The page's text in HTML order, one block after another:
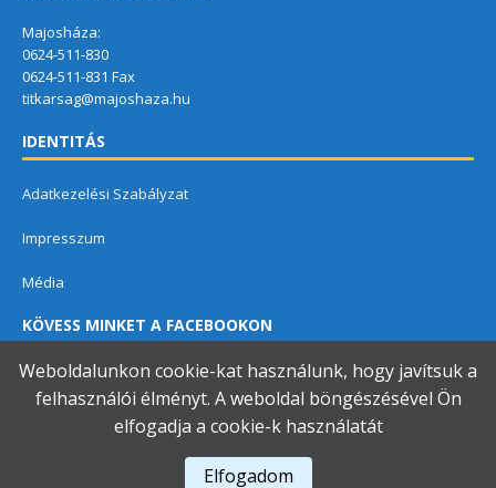
Majosháza:
0624-511-830
0624-511-831 Fax
titkarsag@majoshaza.hu
IDENTITÁS
Adatkezelési Szabályzat
Impresszum
Média
KÖVESS MINKET A FACEBOOKON
Dunavarsányi Közös Önkormányzati Hivatal
Weboldalunkon cookie-kat használunk, hogy javítsuk a
felhasználói élményt. A weboldal böngészésével Ön
elfogadja a cookie-k használatát
Elfogadom